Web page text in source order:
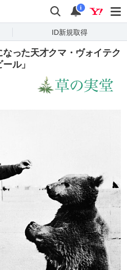
検索 通知
i
ID新規取得
った天才クマ・ヴォイテク
ル」